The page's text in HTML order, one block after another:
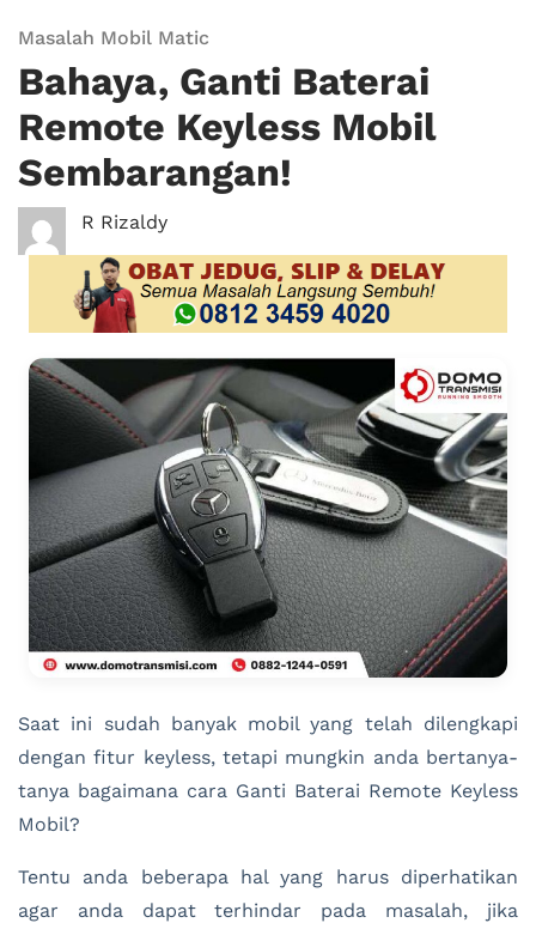
Masalah Mobil Matic
Bahaya, Ganti Baterai
Remote Keyless Mobil
Sembarangan!
R Rizaldy
Saat ini sudah banyak mobil yang telah dilengkapi
dengan fitur keyless, tetapi mungkin anda bertanya-
tanya bagaimana cara Ganti Baterai Remote Keyless
Mobil?
Tentu anda beberapa hal yang harus diperhatikan
agar anda dapat terhindar pada masalah, jika